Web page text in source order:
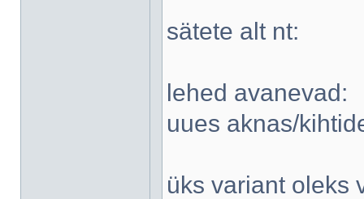
sätete alt nt:
lehed avanevad:
uues aknas/
üks variant oleks